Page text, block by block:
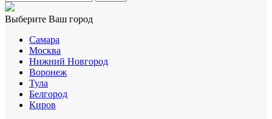
Выберите Ваш город
Самара
Москва
Нижний Новгород
Воронеж
Тула
Белгород
Киров